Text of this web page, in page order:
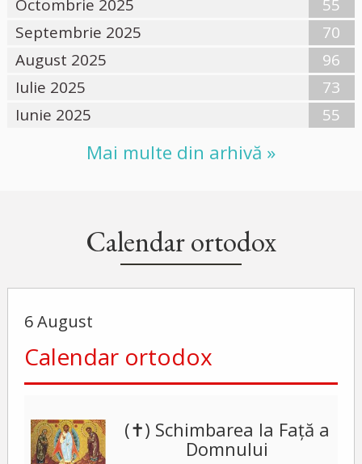
Octombrie 2025
55
Septembrie 2025
70
August 2025
96
Iulie 2025
73
Iunie 2025
55
Mai multe din arhivă »
Calendar ortodox
6 August
Calendar ortodox
(✝) Schimbarea la Față a
Domnului